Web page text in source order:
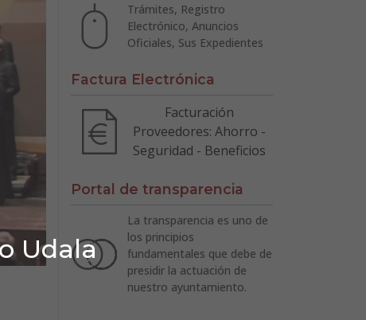
Udala
Trámites, Registro
Electrónico, Anuncios
Oficiales, Sus Expedientes
Factura Electrónica
Facturación
Proveedores: Ahorro -
Seguridad - Beneficios
Portal de transparencia
La transparencia es uno de
los principios
fundamentales que debe de
presidir la actuación de
nuestro ayuntamiento.